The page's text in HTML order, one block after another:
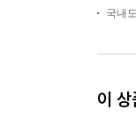
국내
이